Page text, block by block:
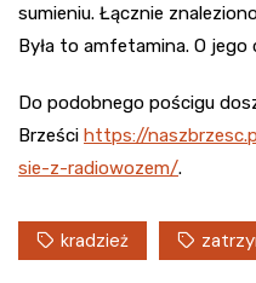
sumieniu. Łącznie
Była to amfetamina. O
Do podobnego pościgu
Brześci https://
sie-z-radiowozem/.
kradzież